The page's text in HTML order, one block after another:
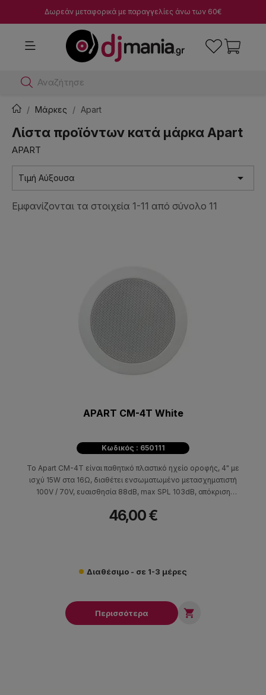
Δωρεάν μεταφορικά με παραγγελίες άνω των 60€
Αναζήτησε dj μίκτ
Μάρκες Apart
Λίστα προϊόντων κατά μάρκα Apart
APART
Τιμή Αύξουσα 
Εμφανίζονται τα στοιχεία 1-11 από σύνολο 11
APART CM-4Τ White
Κωδικός : 650111
Το Apart CM-4T είναι παθητικό πλαστικό ηχείο οροφής, 4" με
ισχύ 15W στα 16Ω, διαθέτει ενσωματωμένο μετασχηματιστή
100V / 70V, ευαισθησία 88dB, max SPL 103dB, απόκριση
διάμετρο οπής 108mm.
46,00 €
Διαθέσιμο - σε 1-3 μέρες
Περισσότερα 